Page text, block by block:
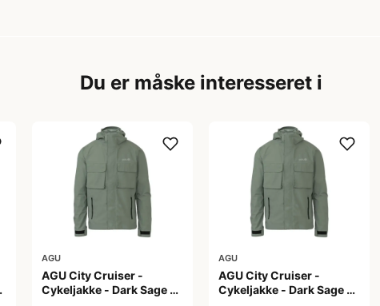
Du er måske interesseret i
AGU
AGU City Cruiser -
Cykeljakke - Dark Sage -
AGU
AGU City Cruiser -
Cykeljakke - Dark Sage -